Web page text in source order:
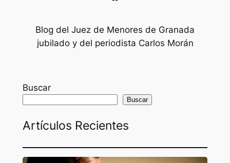
Blog del Juez de Menores de Granada
jubilado y del periodista Carlos Morán
Buscar
Buscar
Artículos Recientes